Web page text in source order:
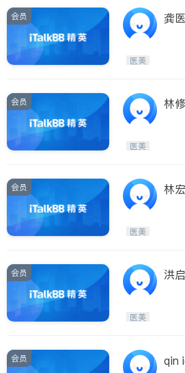
会员 龚
医美
会员 林
医美
会员 林
医美
会员 洪
医美
会员 qin